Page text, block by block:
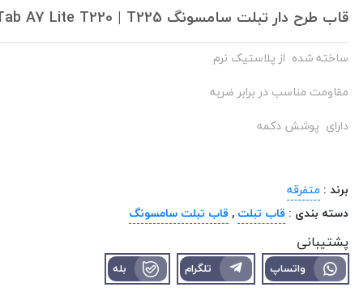
قاب طرح دار تبلت سامسونگ Galaxy Tab A7 Lite T220 | T225
ساخته شده از پلاستیک نرم
مقاومت مناسب در برابر ضربه
دارای پوشش دکمه
برند : متفرقه
دسته بندی : قاب تبلت , قاب تبلت سامسونگ
پشتیبانی
واتساپ تلگرام بله